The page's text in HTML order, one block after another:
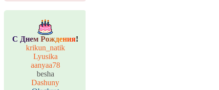
С Днем Рождения!
krikun_natik
Lyusika
aanyaa78
besha
Dashuny